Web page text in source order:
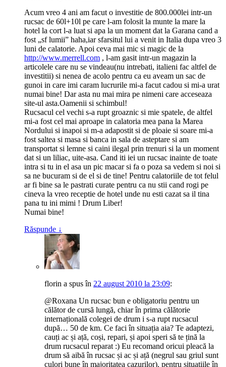
Acum vreo 4 ani am facut o investitie de 800.000lei intr-un
rucsac de 60l+10l pe care l-am folosit la munte la mare la
hotel la cort l-a luat si apa la un moment dat la Garana cand a
fost „sf lumii” haha,iar sfarsitul lui a venit in Italia dupa vreo 3
luni de calatorie. Apoi ceva mai mic si magic de la
http://www.merrell.com , l-am gasit intr-un magazin la
articolele care nu se vindeau(nu intrebati, italieni fac altfel de
investitii) si nenea de acolo pentru ca eu aveam un sac de
gunoi in care imi caram lucrurile mi-a facut cadou si mi-a urat
numai bine! Dar asta nu mai mira pe nimeni care acceseaza
site-ul asta.Oamenii si schimbul!
Rucsacul cel vechi s-a rupt groaznic si mie spatele, de altfel
mi-a fost cel mai aproape in calatoria mea pana la Marea
Nordului si inapoi si m-a adapostit si de ploaie si soare mi-a
fost saltea si masa si banca in sala de asteptare si am
transportat si lemne si caini ilegal prin trenuri si la un moment
dat si un liliac, uite-asa. Cand iti iei un rucsac inainte de toate
intra si tu in el asa un pic macar si fa o poza sa vedem si noi si
sa ne bucuram si de el si de tine! Pentru calatoriile de tot felul
ar fi bine sa le pastrati curate pentru ca nu stii cand rogi pe
cineva la vreo receptie de hotel unde nu esti cazat sa il tina
pana tu ini mimi ! Drum Liber!
Numai bine!
Răspunde ↓
florin a spusîn 22 august 2010 la 23:09:
@Roxana Un rucsac bun e obligatoriu pentru un
călător de cursă lungă, chiar în prima călătorie
internațională colegei de drum i s-a rupt rucsacul
după… 50 de km. Ce faci în situația aia? Te adaptezi,
cauți ac și ață, coși, repari, și apoi speri să te țină la
drum rucsacul reparat :) Eu recomand oricui pleacă la
drum să aibă în rucsac și ac și ață (negrul sau griul sunt
culori bune în majoritatea cazurilor), pentru situațiile în